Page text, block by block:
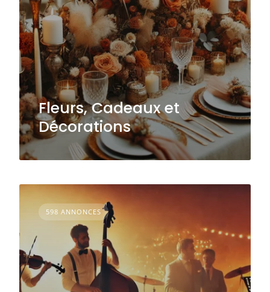
Fleurs, Cadeaux et
Décorations
598 ANNONCES